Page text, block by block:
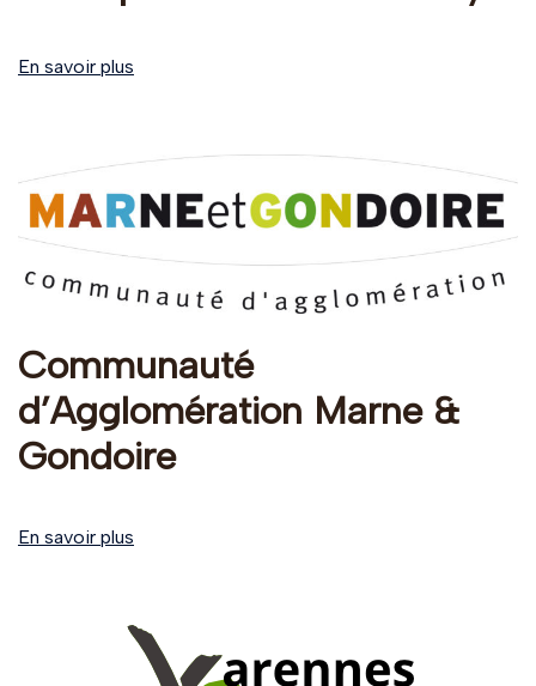
En savoir plus
Communauté
d’Agglomération Marne &
Gondoire
En savoir plus